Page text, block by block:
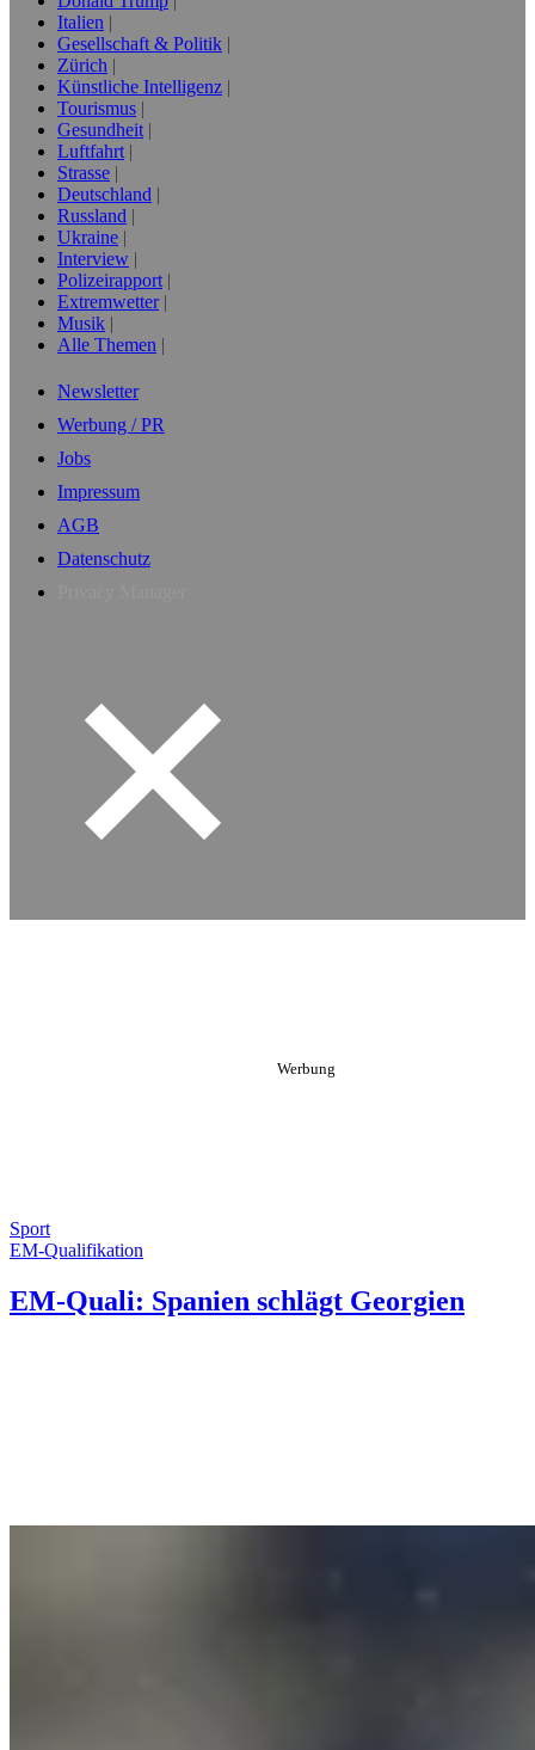
Italien
Gesellschaft & Politik
Zürich
Künstliche Intelligenz
Tourismus
Gesundheit
Luftfahrt
Strasse
Deutschland
Russland
Ukraine
Interview
Polizeirapport
Extremwetter
Musik
Alle Themen
Newsletter
Werbung / PR
Jobs
Impressum
AGB
Datenschutz
Sport
EM-Qualifikation
EM-Quali: Spanien schlägt Georgien